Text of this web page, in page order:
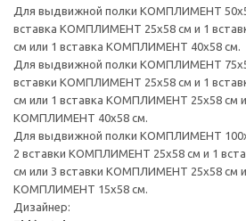
Для выдвижной полки КОМПЛИМЕНТ
вставка КОМПЛИМЕНТ 25x58 см и 1
см или 1 вставка КОМПЛИМЕНТ 40x58 см.
Для выдвижной полки КОМПЛИМЕНТ
вставки КОМПЛИМЕНТ 25x58 см и 1
см или 1 вставка КОМПЛИМЕНТ 25x58 см и
КОМПЛИМЕНТ 40x58 см.
Для выдвижной полки КОМПЛИМЕНТ
2 вставки КОМПЛИМЕНТ 25x58 см и 1
см или 3 вставки КОМПЛИМЕНТ 25x58 см и
КОМПЛИМЕНТ 15x58 см.
Дизайнер: